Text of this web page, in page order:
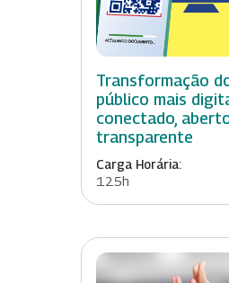
Transformação
público mais
conectado,
transparente
Carga Horária:
125h